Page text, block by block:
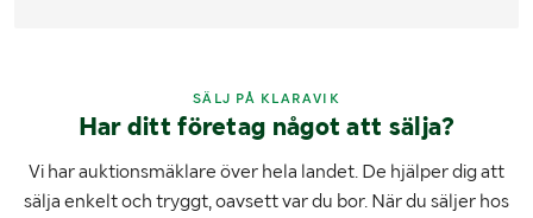
SÄLJ PÅ KLARAVIK
Har ditt företag något att sälja?
Vi har auktionsmäklare över hela landet. De hjälper dig att
sälja enkelt och tryggt, oavsett var du bor. När du säljer hos